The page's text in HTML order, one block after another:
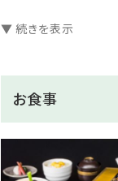
「季一遊」のおすす
――――――――――――――――――――――
■当プラン特典■
・大人（中学生以上
ックイン時にお選びく
▼ 続きを表示
お食事